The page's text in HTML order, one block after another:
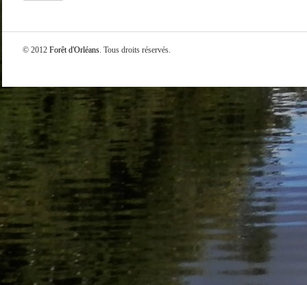
© 2012 Forêt d'Orléans. Tous droits réservés.